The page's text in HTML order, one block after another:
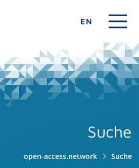
EN
Suche
open-access.network Suche